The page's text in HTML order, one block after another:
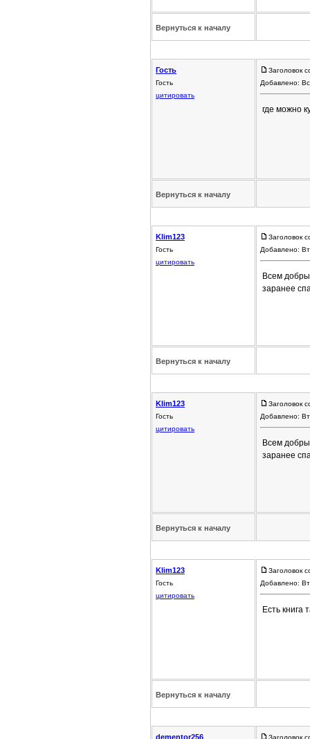
Вернуться к началу
Гость
Гость
цитировать
Заголовок
Добавлено:
где можно
Вернуться к началу
Klim123
Гость
цитировать
Заголовок
Добавлено:
Всем
заранее
Вернуться к началу
Klim123
Гость
цитировать
Заголовок
Добавлено:
Всем
заранее
Вернуться к началу
Klim123
Гость
цитировать
Заголовок
Добавлено:
Есть книга
Вернуться к началу
dementor256 Заголовок